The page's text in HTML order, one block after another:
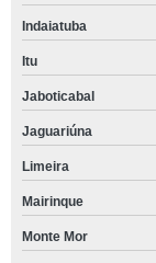
Indaiatuba
Itu
Jaboticabal
Jaguariúna
Limeira
Mairinque
Monte Mor